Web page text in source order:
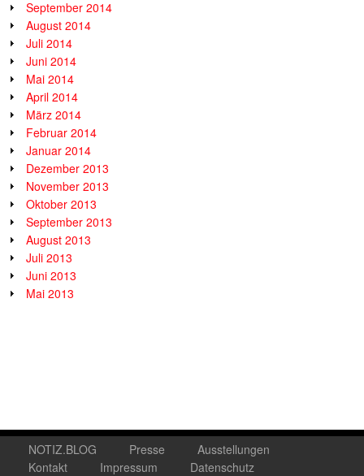
September 2014
August 2014
Juli 2014
Juni 2014
Mai 2014
April 2014
März 2014
Februar 2014
Januar 2014
Dezember 2013
November 2013
Oktober 2013
September 2013
August 2013
Juli 2013
Juni 2013
Mai 2013
NOTIZ.BLOG Presse
Ausstellungen
Kontakt
Impressum Datenschutz